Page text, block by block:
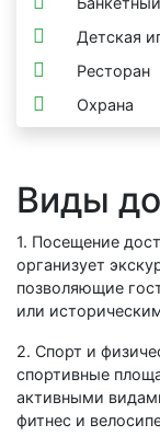
Детская
Ресторан
Охрана
Виды
1. Посещение
организует
позволяющие
или
2. Спорт и
спортивные
активными
фитнес и